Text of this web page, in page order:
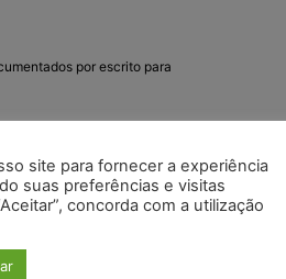
por escrito para
entre ausentes são
legais.
transações de comércio
site para fornecer a experiência
suas preferências e visitas
concorda com a utilização